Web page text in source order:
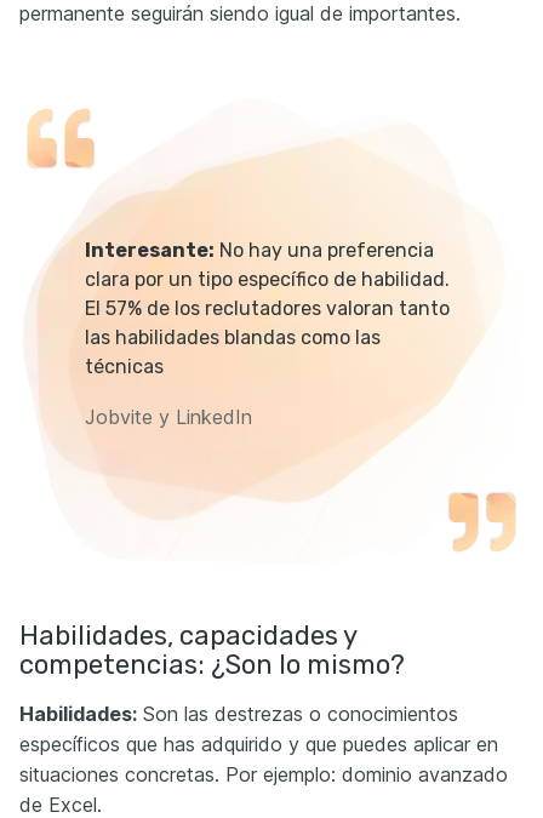
permanente seguirán siendo igual de importantes.
Interesante: No hay una preferencia
clara por un tipo específico de habilidad.
El 57% de los reclutadores valoran tanto
las habilidades blandas como las
técnicas
Jobvite y LinkedIn
Habilidades, capacidades y
competencias: ¿Son lo mismo?
Habilidades: Son las destrezas o conocimientos
específicos que has adquirido y que puedes aplicar en
situaciones concretas. Por ejemplo: dominio avanzado
de Excel.